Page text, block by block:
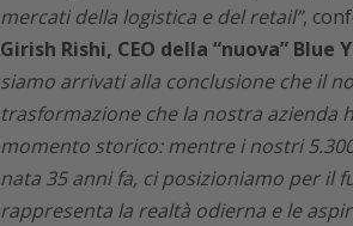
mercati della logistica e del retail”,
Girish Rishi, CEO della “nuova” Blue
siamo arrivati alla conclusione che il
trasformazione che la nostra azienda
momento storico: mentre i nostri
nata 35 anni fa, ci posizioniamo per il
rappresenta la realtà odierna e le